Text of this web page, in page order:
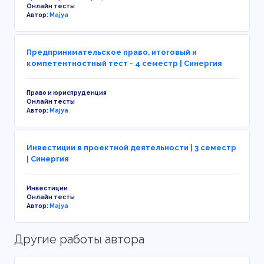
Онлайн тесты
Автор:Majya
Предпринимательское право, итоговый и
компетентностный тест - 4 семестр | Синергия
Право и юриспруденция
Онлайн тесты
Автор:Majya
Инвестиции в проектной деятельности | 3 семестр
| Синергия
Инвестиции
Онлайн тесты
Автор:Majya
Другие работы автора